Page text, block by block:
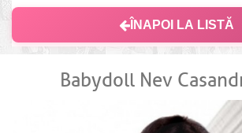
ÎNAPOI LA LISTĂ
Babydoll Nev